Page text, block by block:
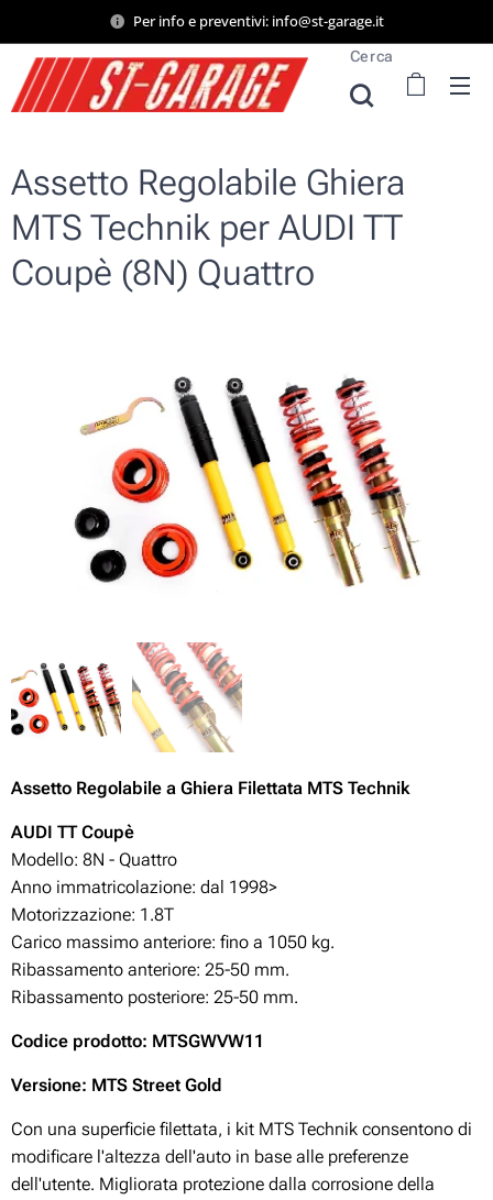
Per info e preventivi: info@st-garage.it
Cerca
Assetto Regolabile Ghiera
MTS Technik per AUDI TT
Coupè (8N) Quattro
Assetto Regolabile a Ghiera Filettata MTS Technik
AUDI TT Coupè
Modello: 8N - Quattro
Anno immatricolazione: dal 1998>
Motorizzazione: 1.8T
Carico massimo anteriore: fino a 1050 kg.
Ribassamento anteriore: 25-50 mm.
Ribassamento posteriore: 25-50 mm.
Codice prodotto: MTSGWVW11
Versione: MTS Street Gold
Con una superficie filettata, i kit MTS Technik consentono di
modificare l'altezza dell'auto in base alle preferenze
dell'utente. Migliorata protezione dalla corrosione della